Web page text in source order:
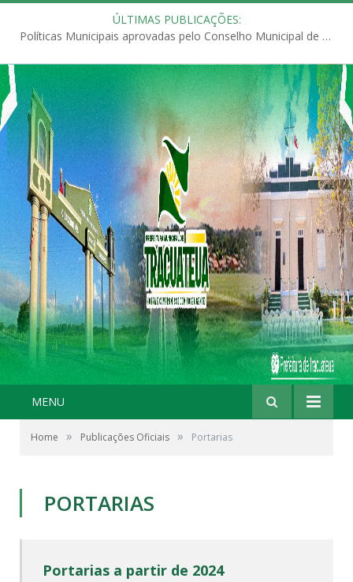
ÚLTIMAS PUBLICAÇÕES:
Políticas Municipais aprovadas pelo Conselho Municipal de Educação (CME)
MENU
Home » Publicações Oficiais » Portarias
PORTARIAS
Portarias a partir de 2024